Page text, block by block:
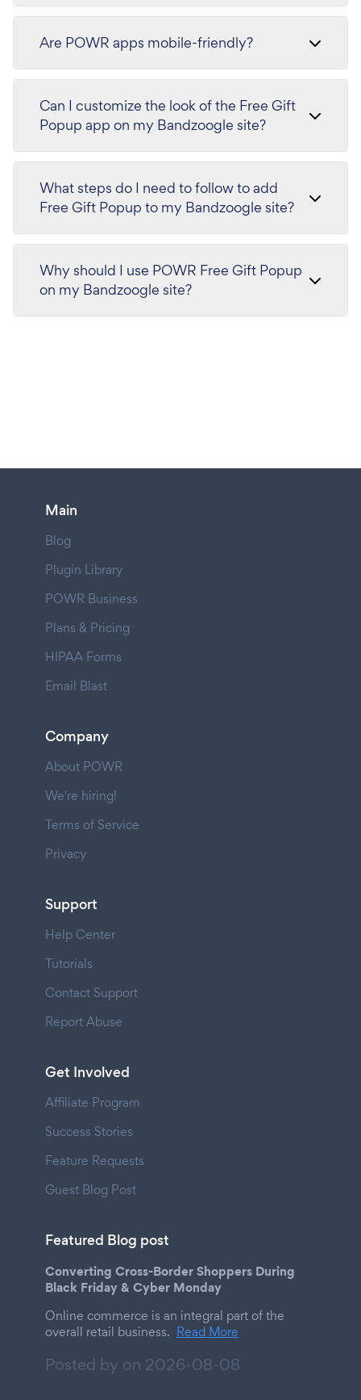
Are POWR apps mobile-friendly?
Can I customize the look of the Free Gift
Popup app on my Bandzoogle site?
What steps do I need to follow to add
Free Gift Popup to my Bandzoogle site?
Why should I use POWR Free Gift Popup
on my Bandzoogle site?
Main
Blog
Plugin Library
POWR Business
Plans & Pricing
HIPAA Forms
Email Blast
Company
About POWR
We're hiring!
Terms of Service
Privacy
Support
Help Center
Tutorials
Contact Support
Report Abuse
Get Involved
Affiliate Program
Success Stories
Feature Requests
Guest Blog Post
Featured Blog post
Converting Cross-Border Shoppers During
Black Friday & Cyber Monday
Online commerce is an integral part of the
overall retail business. Read More
Posted by on 2026-08-08